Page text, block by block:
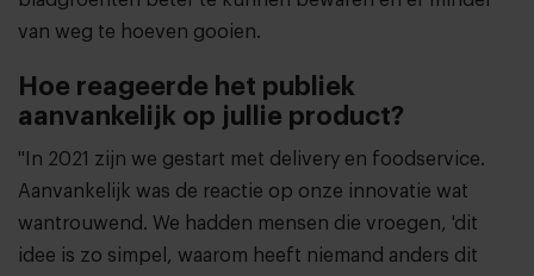
van weg te hoeven gooien.
Hoe reageerde het publiek
aanvankelijk op jullie product?
"In 2021 zijn we gestart met delivery en foodservice.
Aanvankelijk was de reactie op onze innovatie wat
wantrouwend. We hadden mensen die vroegen, 'dit
idee is zo simpel, waarom heeft niemand anders dit